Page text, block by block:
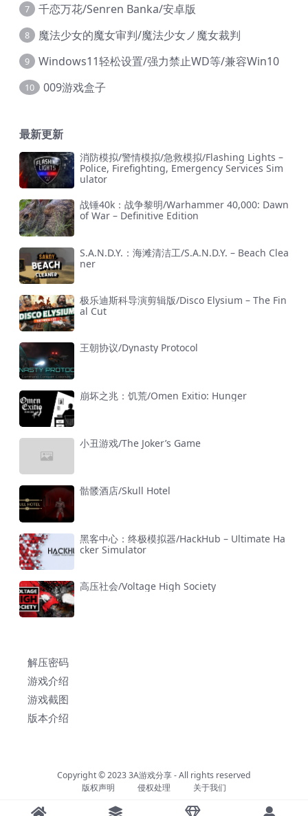
7 千恋万花/Senren Banka/安卓版
8 魔法少女的魔女审判/魔法少女ノ魔女裁判
9 Windows11轻松设置/强力禁止WD等/兼容Win10
10 009游戏盒子
最新更新
消防模拟/警情模拟/急救模拟/Flashing Lights –
Police, Firefighting, Emergency Services Sim
ulator
战锤40k：战争黎明/Warhammer 40,000: Dawn
of War – Definitive Edition
S.A.N.D.Y.：海滩清洁工/S.A.N.D.Y. – Beach Clea
ner
极乐迪斯科导演剪辑版/Disco Elysium – The Fin
al Cut
王朝协议/Dynasty Protocol
崩坏之兆：饥荒/Omen Exitio: Hunger
小丑游戏/The Joker’s Game
骷髅酒店/Skull Hotel
黑客中心：终极模拟器/HackHub – Ultimate Ha
cker Simulator
高压社会/Voltage High Society
解压密码
游戏介绍
游戏截图
版本介绍
Copyright © 20233A游戏分享- All rights reserved
版权声明
侵权处理 关于我们